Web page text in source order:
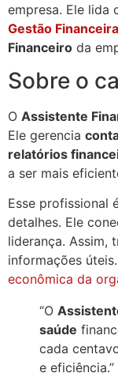
empresa. Ele lida
Gestão Financeira
Financeiro da
Sobre o
O Assistente
Ele gerencia
relatórios
a ser mais
Esse profissional
detalhes. Ele
liderança. Assim,
informações
econômica da
“O
saúde
cada
e eficiência.”